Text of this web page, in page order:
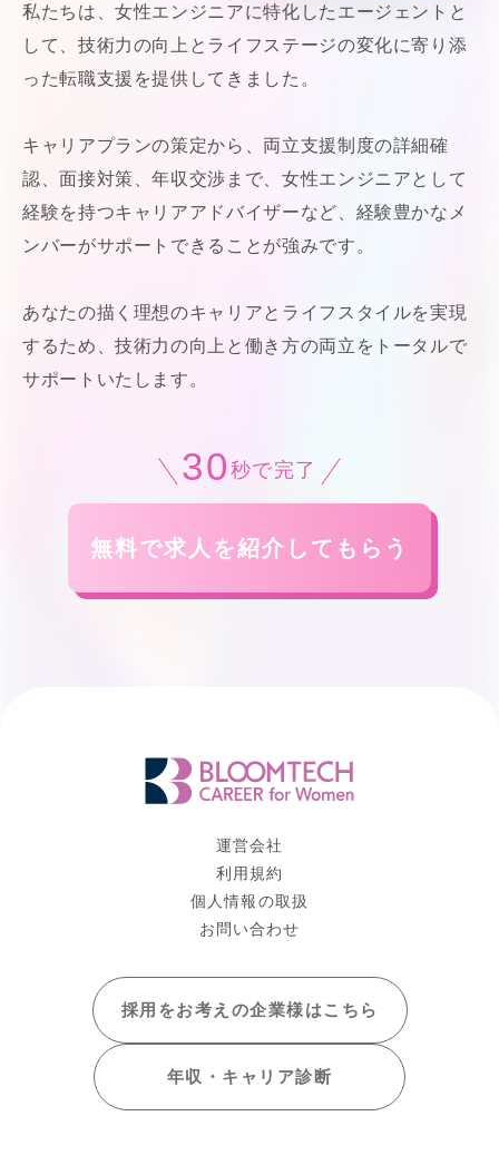
私たちは、女性エンジニアに特化したエージェントと
して、技術力の向上とライフステージの変化に寄り添
った転職支援を提供してきました。
キャリアプランの策定から、両立支援制度の詳細確
認、面接対策、年収交渉まで、女性エンジニアとして
経験を持つキャリアアドバイザーなど、経験豊かなメ
ンバーがサポートできることが強みです。
あなたの描く理想のキャリアとライフスタイルを実現
するため、技術力の向上と働き方の両立をトータルで
サポートいたします。
30 秒で完了
無料で求人を紹介してもらう
運営会社
利用規約
個人情報の取扱
お問い合わせ
採用をお考えの企業様はこちら
年収・キャリア診断